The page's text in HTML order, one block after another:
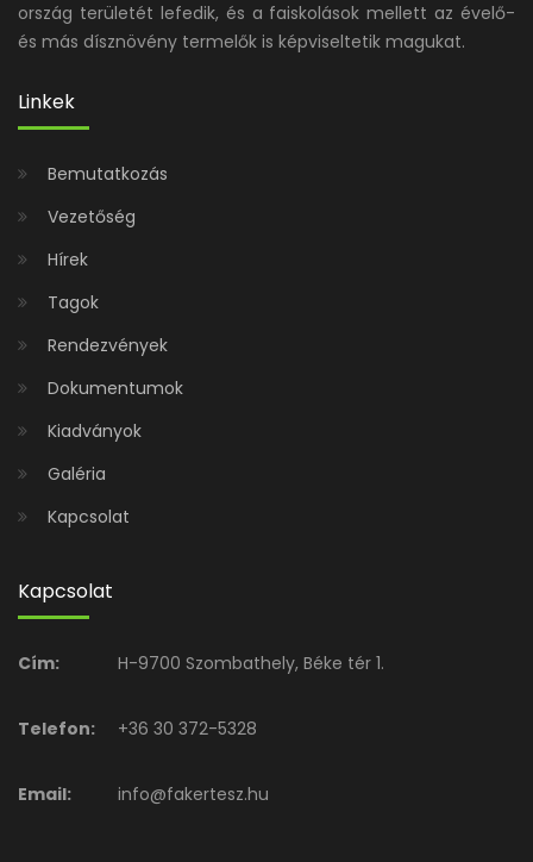
ország területét lefedik, és a faiskolások mellett az évelő-
és más dísznövény termelők is képviseltetik magukat.
Linkek
Bemutatkozás
Vezetőség
Hírek
Tagok
Rendezvények
Dokumentumok
Kiadványok
Galéria
Kapcsolat
Kapcsolat
Cím: H-9700 Szombathely, Béke tér 1.
Telefon: +36 30 372-5328
Email: info@fakertesz.hu